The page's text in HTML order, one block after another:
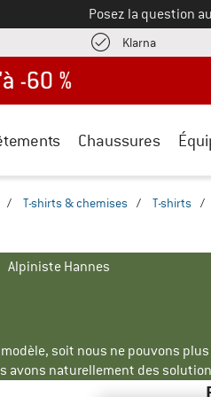
Posez la question
KlarnaTrouve
Chaussures
/ T-shirts & chemises / T-shirts /
Alpiniste Hannes
soit nous ne pouvons
avons naturellement des